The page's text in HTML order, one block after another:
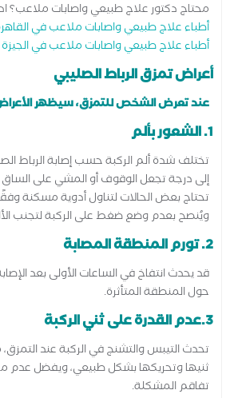
محتاج دكتور علاج طبيعي واصابات ملاعب؟
أطباء علاج طبيعي واصابات ملاعب في
أطباء علاج طبيعي واصابات ملاعب في الجيزة
أعراض تمزق الرباط الصليبي
عند تعرض الشخص للتمزق، سيظهر الأعراض
1. الشعور بألم
تختلف شدة ألم الركبة حسب إصابة الرباط
إلى درجة تجعل الوقوف أو المشي على الساق
تحتاج بعض الحالات لتناول أدوية مسكنة
ويُنصح بعدم وضع ضغط على الركبة لتجنب
2. تورم المنطقة المصابة
قد يحدث انتفاخ في الساعات الأولى بعد
حول المنطقة المتأثرة.
3.عدم القدرة على ثني الركبة
تحدث التيبس والتشنج في الركبة عند
ثنيها وتحريكها بشكل طبيعي، ويفضل عدم
تفاقم المشكلة.